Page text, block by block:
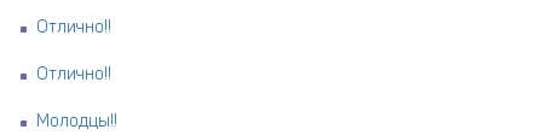
Отлично!!
Отлично!!
Молодцы!!